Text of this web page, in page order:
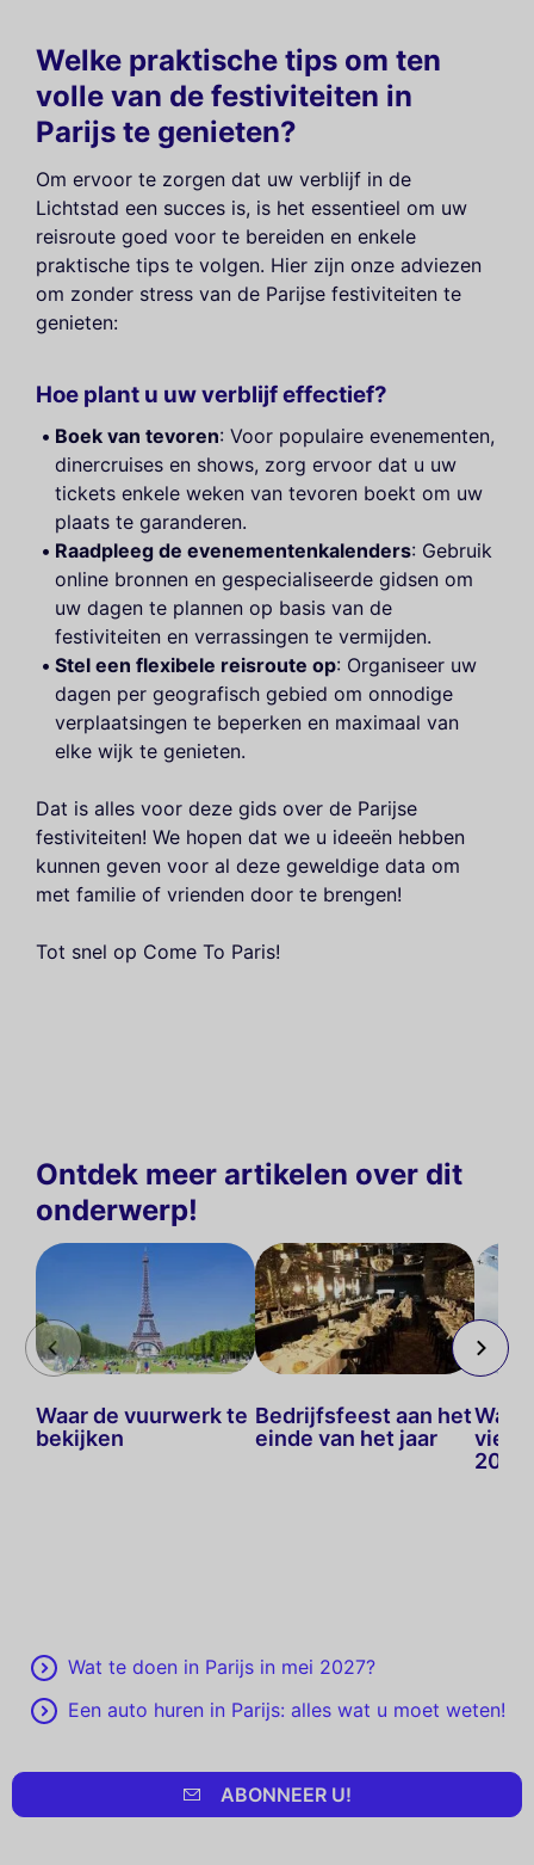
Welke praktische tips om ten
volle van de festiviteiten in
Parijs te genieten?
Om ervoor te zorgen dat uw verblijf in de
Lichtstad een succes is, is het essentieel om uw
reisroute goed voor te bereiden en enkele
praktische tips te volgen. Hier zijn onze adviezen
om zonder stress van de Parijse festiviteiten te
genieten:
Hoe plant u uw verblijf effectief?
Boek van tevoren: Voor populaire evenementen,
dinercruises en shows, zorg ervoor dat u uw
tickets enkele weken van tevoren boekt om uw
plaats te garanderen.
Raadpleeg de evenementenkalenders: Gebruik
online bronnen en gespecialiseerde gidsen om
uw dagen te plannen op basis van de
festiviteiten en verrassingen te vermijden.
Stel een flexibele reisroute op: Organiseer uw
dagen per geografisch gebied om onnodige
verplaatsingen te beperken en maximaal van
elke wijk te genieten.
Dat is alles voor deze gids over de Parijse
festiviteiten! We hopen dat we u ideeën hebben
kunnen geven voor al deze geweldige data om
met familie of vrienden door te brengen!
Tot snel op Come To Paris!
Ontdek meer artikelen over dit
onderwerp!
Waar de vuurwerk te
bekijken
Bedrijfsfeest aan het
einde van het jaar
Waar
2026
Wat te doen in Parijs in mei 2027?
Een auto huren in Parijs: alles wat u moet weten!
ABONNEER U!